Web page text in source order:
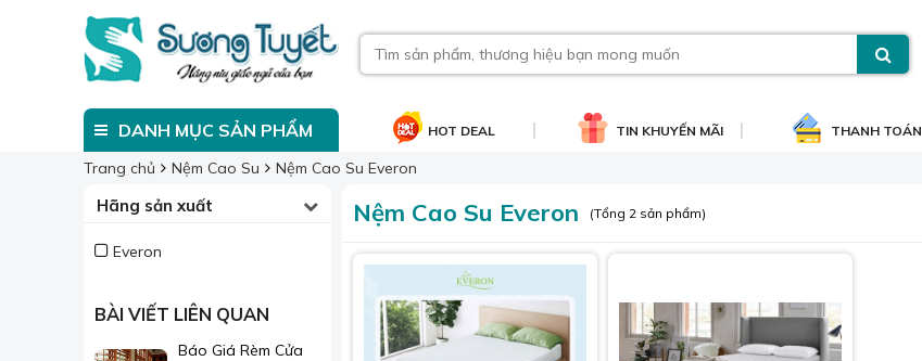
DANH MỤC SẢN PHẨM HOT DEAL TIN KHUYẾN MÃI THANH TOÁN
Trang chủ Nệm Cao Su Nệm Cao Su Everon
Hãng sản xuất
Everon
BÀI VIẾT LIÊN QUAN
Báo Giá Rèm Cửa
Nệm Cao Su Everon (Tổng 2 sản phẩm)